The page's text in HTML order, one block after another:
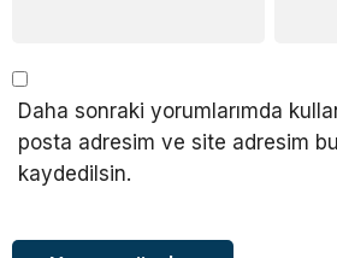
Daha sonraki yorumlarımda
posta adresim ve site adresim
kaydedilsin.